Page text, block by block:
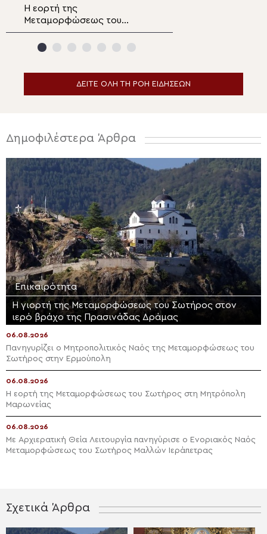
Η εορτή της
Μεταμορφώσεως του
Σωτήρος στα Λευκάκια
Ναυπλίου
ΔΕΙΤΕ ΟΛΗ ΤΗ ΡΟΗ ΕΙΔΗΣΕΩΝ
Δημοφιλέστερα Άρθρα
Επικαιρότητα
Η γιορτή της Μεταμορφώσεως του Σωτήρος στον
ιερό βράχο της Πρασινάδας Δράμας
06.08.2026
Πανηγυρίζει ο Μητροπολιτικός Ναός της Μεταμορφώσεως του
Σωτήρος στην Ερμούπολη
06.08.2026
Η εορτή της Μεταμορφώσεως του Σωτήρος στη Μητρόπολη
Μαρωνείας
06.08.2026
Με Αρχιερατική Θεία Λειτουργία πανηγύρισε ο Ενοριακός Ναός
Μεταμορφώσεως του Σωτήρος Μαλλών Ιεράπετρας
Σχετικά Άρθρα